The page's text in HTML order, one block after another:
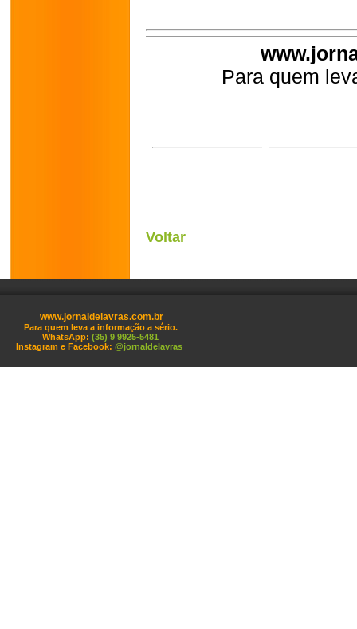
Para quem
Voltar
www.jornaldelavras.com.br
Para quem leva a informação a sério.
WhatsApp: (35) 9 9925-5481
Instagram e Facebook: @jornaldelavras